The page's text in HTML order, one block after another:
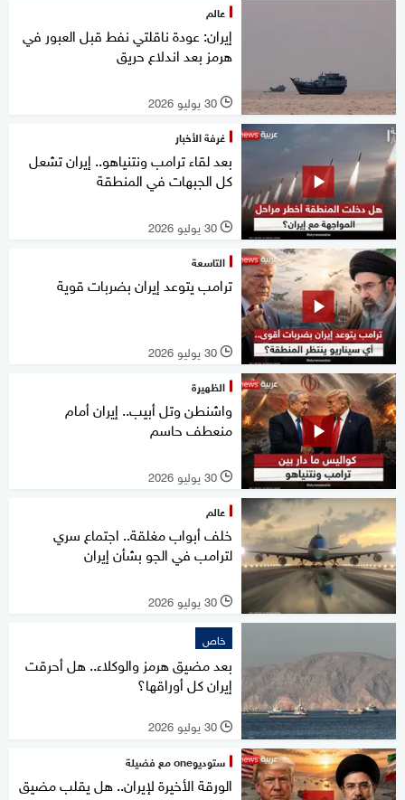
عالم
إيران: عودة ناقلتي نفط قبل العبور في
هرمز بعد اندلاع حريق
l 30 يوليو 2026
غرفة الأخبار
بعد لقاء ترامب ونتنياهو.. إيران تشعل
كل الجبهات في المنطقة
l 30 يوليو 2026
التاسعة
ترامب يتوعد إيران بضربات قوية
l 30 يوليو 2026
الظهيرة
واشنطن وتل أبيب.. إيران أمام
منعطف حاسم
l 30 يوليو 2026
عالم
خلف أبواب مغلقة.. اجتماع سري
لترامب في الجو بشأن إيران
l 30 يوليو 2026
خاص
بعد مضيق هرمز والوكلاء.. هل أحرقت
إيران كل أوراقها؟
l 30 يوليو 2026
ستوديوone مع فضيلة
الورقة الأخيرة لإيران.. هل يقلب مضيق